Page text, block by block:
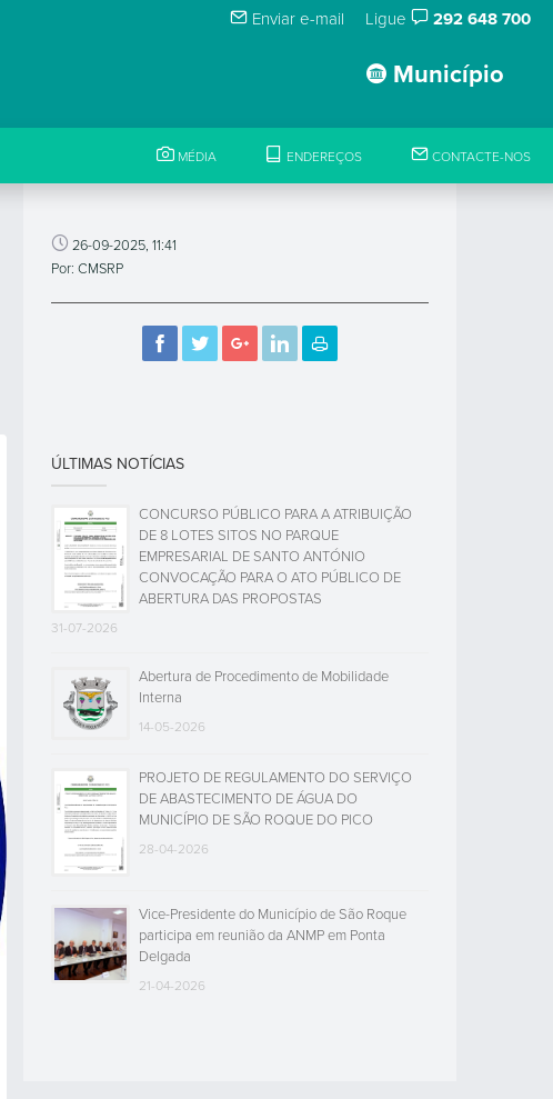
Enviar e-mail Ligue 292 648 700
Município
MÉDIA ENDEREÇOS CONTACTE-NOS
26-09-2025, 11:41
Por: CMSRP
ÚLTIMAS NOTÍCIAS
CONCURSO PÚBLICO PARA A ATRIBUIÇÃO
DE 8 LOTES SITOS NO PARQUE
EMPRESARIAL DE SANTO ANTÓNIO
CONVOCAÇÃO PARA O ATO PÚBLICO DE
ABERTURA DAS PROPOSTAS
31-07-2026
Abertura de Procedimento de Mobilidade
Interna
14-05-2026
PROJETO DE REGULAMENTO DO SERVIÇO
DE ABASTECIMENTO DE ÁGUA DO
MUNICÍPIO DE SÃO ROQUE DO PICO
28-04-2026
Vice-Presidente do Município de São Roque
participa em reunião da ANMP em Ponta
Delgada
21-04-2026